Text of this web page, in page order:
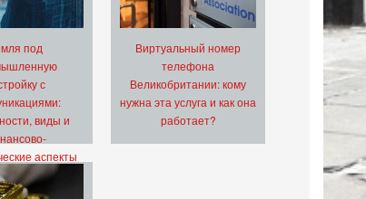
под
с
виды и
аспекты
Виртуальный номер
телефона
Великобритании: кому
нужна эта услуга и как она
работает?